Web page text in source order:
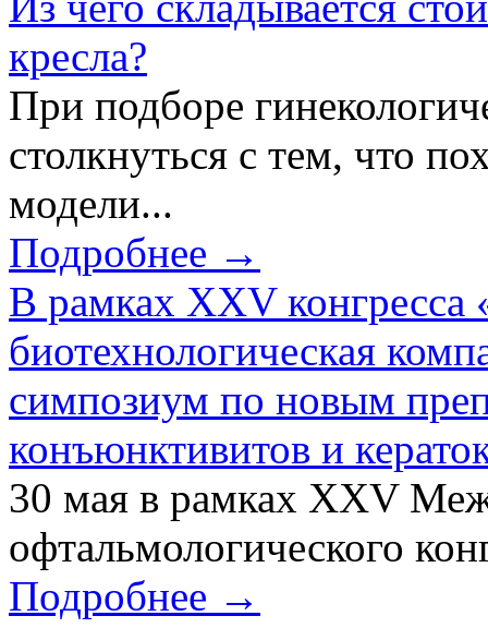
кресла?
При подборе
столкнуться с тем, что
модели...
Подробнее →
В рамках XXV конгресса
биотехнологическая
симпозиум по новым
конъюнктивитов и
30 мая в рамках XXV
офтальмологического
Подробнее →